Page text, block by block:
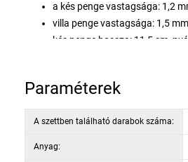
a kés penge vastagsága: 1,2
villa penge vastagsága: 1,5 mm
kés penge hossza: 11,5 cm,
Paraméterek
A szettben található darabok száma:
Anyag: